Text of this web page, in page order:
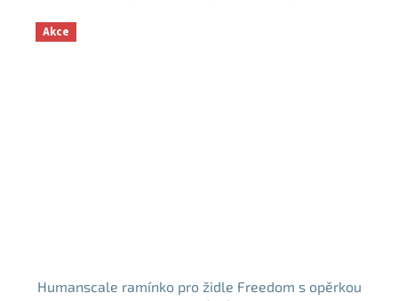
Akce
Humanscale ramínko pro židle Freedom s opěrkou